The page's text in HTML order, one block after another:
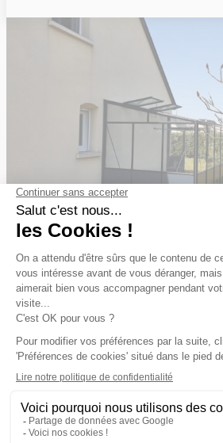
INFORMATIONS
Un expert chez vous
Notre catalogue en ligne
Devis gratuit et sans engagement